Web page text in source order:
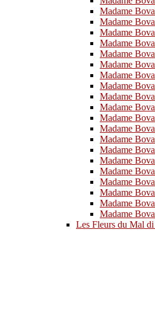
Madame
Madame
Madame
Madame
Madame
Madame
Madame
Madame
Madame
Madame
Madame
Madame
Madame
Madame
Madame
Madame
Madame
Madame
Madame
Madame
Les Fleurs du Mal